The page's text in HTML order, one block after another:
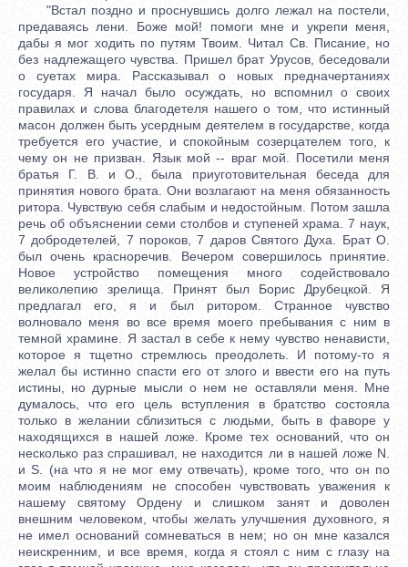
"Встал поздно и проснувшись долго лежал на постели,
предаваясь лени. Боже мой! помоги мне и укрепи меня,
дабы я мог ходить по путям Твоим. Читал Св. Писание, но
без надлежащего чувства. Пришел брат Урусов, беседовали
о суетах мира. Рассказывал о новых предначертаниях
государя. Я начал было осуждать, но вспомнил о своих
правилах и слова благодетеля нашего о том, что истинный
масон должен быть усердным деятелем в государстве, когда
требуется его участие, и спокойным созерцателем того, к
чему он не призван. Язык мой -- враг мой. Посетили меня
братья Г. В. и О., была приуготовительная беседа для
принятия нового брата. Они возлагают на меня обязанность
ритора. Чувствую себя слабым и недостойным. Потом зашла
речь об объяснении семи столбов и ступеней храма. 7 наук,
7 добродетелей, 7 пороков, 7 даров Святого Духа. Брат О.
был очень красноречив. Вечером совершилось принятие.
Новое устройство помещения много содействовало
великолепию зрелища. Принят был Борис Друбецкой. Я
предлагал его, я и был ритором. Странное чувство
волновало меня во все время моего пребывания с ним в
темной храмине. Я застал в себе к нему чувство ненависти,
которое я тщетно стремлюсь преодолеть. И потому-то я
желал бы истинно спасти его от злого и ввести его на путь
истины, но дурные мысли о нем не оставляли меня. Мне
думалось, что его цель вступления в братство состояла
только в желании сблизиться с людьми, быть в фаворе у
находящихся в нашей ложе. Кроме тех оснований, что он
несколько раз спрашивал, не находится ли в нашей ложе N.
и S. (на что я не мог ему отвечать), кроме того, что он по
моим наблюдениям не способен чувствовать уважения к
нашему святому Ордену и слишком занят и доволен
внешним человеком, чтобы желать улучшения духовного, я
не имел оснований сомневаться в нем; но он мне казался
неискренним, и все время, когда я стоял с ним с глазу на